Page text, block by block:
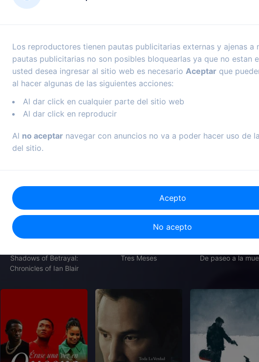
2024
Shadows of Betrayal:
Chronicles of Ian Blair
2022
Tres Meses De paseo a la
Los reproductores tienen pautas publicitarias externas y ajenas a
pautas publicitarias no son posibles bloquearlas ya que no estan
usted desea ingresar al sitio web es necesario Aceptar que
al hacer algunas de las siguientes acciones:
Al dar click en cualquier parte del sitio web
Al dar click en reproducir
Al no aceptar navegar con anuncios no va a poder hacer uso de
del sitio.
Acepto
No acepto